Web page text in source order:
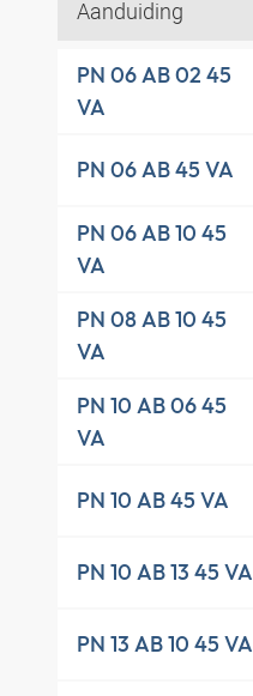
Aanduiding
PN 06 AB 02 45
VA
PN 06 AB 45 VA
PN 06 AB 10 45
VA
PN 08 AB 10 45
VA
PN 10 AB 06 45
VA
PN 10 AB 45 VA
PN 10 AB 13 45 VA
PN 13 AB 10 45 VA